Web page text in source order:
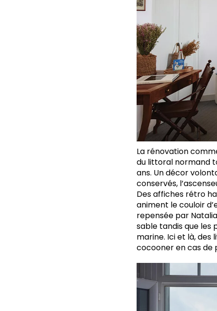
La rénovation
du littoral normand
ans. Un décor
conservés,
Des affiches rétro
animent le couloir
repensée par
sable tandis que les
marine. Ici et là, des
cocooner en cas de